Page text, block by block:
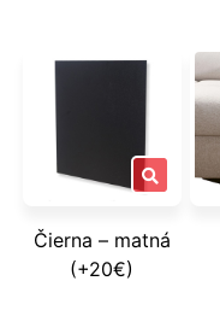
Čierna – matná
(+20€)